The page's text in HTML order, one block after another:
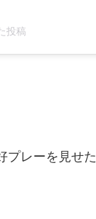
投稿
プレーを見せた